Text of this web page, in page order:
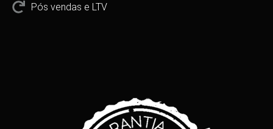
Pós vendas e LTV